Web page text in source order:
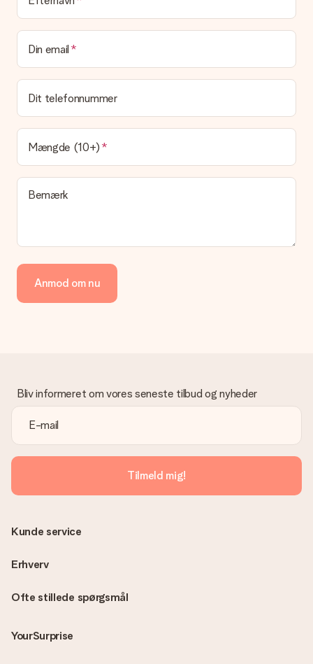
leveringsomkostninger
Kan jeg vælge en leveringsdato?
Det er ikke muligt at vælge en bestemt leveringsdato.
Hvad er leveringstiden, og hvornår modtager jeg min
gave?
Leveringstiden findes på gavens produktside. Du kan stole på,
at vores postfirma leverer din gave på denne dag.
Hvilke leveringsmuligheder kan jeg vælge?
I øjeblikket er det ikke (endnu) muligt at vælge en
leveringsindstilling. Den gave, du vil bestille, sendes enten som
en pakke eller som postkasse levering. Vil du gerne vide
hvilken måde din ordre sendes på? Kontakt venligst vores
Vi tilbyder følgende betalingsmetoder: Dankort, Paypal,
kreditkort, faktura via Klarna eller bankoverførsel. I tilfælde af
manuel betaling overførsel, skal du tage højde for en ekstra 3
venligst vores kundeservice, de hjælper gerne med at finde en
passende løsning.
Er fakturaen sendt sammen med ordren?
Ingen faktura sendes med din ordre. Du modtager altid
fakturaen i bekræftelsesemailen, og du kan altid finde den i din
MySurprise-konto. Det betyder at du kan få gaven leveret
direkte til modtageren, hvilket gør det til en sand
overraskelse!
Din email
Dit telefonnummer
Mængde (10+)
Bemærk
Anmod om nu
Bliv informeret om vores seneste tilbud og nyheder
Tilmeld mig!
Ofte stillede spørgsmål
YourSurprise
Kunde service
Erhverv